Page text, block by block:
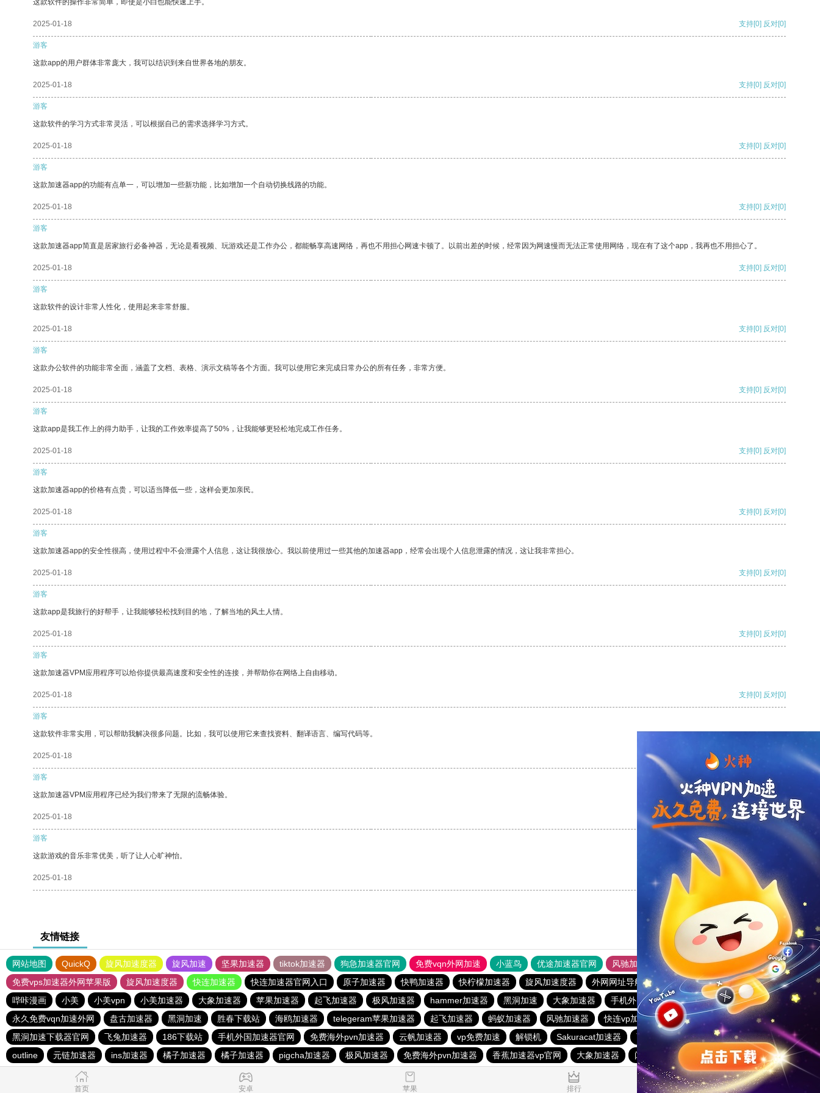
这款软件的操作非常简单，即使是小白也能快速上手。
2025-01-18 支持[0] 反对[0]
游客
这款app的用户群体非常庞大，我可以结识到来自世界各地的朋友。
2025-01-18 支持[0] 反对[0]
游客
这款软件的学习方式非常灵活，可以根据自己的需求选择学习方式。
2025-01-18 支持[0] 反对[0]
游客
这款加速器app的功能有点单一，可以增加一些新功能，比如增加一个自动切换线路的功能。
2025-01-18 支持[0] 反对[0]
游客
这款加速器app简直是居家旅行必备神器，无论是看视频、玩游戏还是工作办公，都能畅享高速网络，再也不用担心网速卡顿了。以前出差的时候，经常因为网速慢而无法正常使用网络，现在有了这个app，我再也不用担心了。
2025-01-18 支持[0] 反对[0]
游客
这款软件的设计非常人性化，使用起来非常舒服。
2025-01-18 支持[0] 反对[0]
游客
这款办公软件的功能非常全面，涵盖了文档、表格、演示文稿等各个方面。我可以使用它来完成日常办公的所有任务，非常方便。
2025-01-18 支持[0] 反对[0]
游客
这款app是我工作上的得力助手，让我的工作效率提高了50%，让我能够更轻松地完成工作任务。
2025-01-18 支持[0] 反对[0]
游客
这款加速器app的价格有点贵，可以适当降低一些，这样会更加亲民。
2025-01-18 支持[0] 反对[0]
游客
这款加速器app的安全性很高，使用过程中不会泄露个人信息，这让我很放心。我以前使用过一些其他的加速器app，经常会出现个人信息泄露的情况，这让我非常担心。
2025-01-18 支持[0] 反对[0]
游客
这款app是我旅行的好帮手，让我能够轻松找到目的地，了解当地的风土人情。
2025-01-18 支持[0] 反对[0]
游客
这款加速器VPM应用程序可以给你提供最高速度和安全性的连接，并帮助你在网络上自由移动。
2025-01-18 支持[0] 反对[0]
游客
这款软件非常实用，可以帮助我解决很多问题。比如，我可以使用它来查找资料、翻译语言、编写代码等。
2025-01-18 支持
游客
这款加速器VPM应用程序已经为我们带来了无限的流畅体验。
2025-01-18 支持[0] 反对[0]
游客
这款游戏的音乐非常优美，听了让人心旷神怡。
2025-01-18 支持[0] 反对[0]
友情链接
网站地图 QuickQ 旋风加速度器 旋风加速 坚果加速器 tiktok加速器 狗急加速器官网 免费vqn外网加速 小蓝鸟 优途加速器官网 风驰加速器
旋风加速器
免费vps加速器外网苹果版
旋风加速度器 快连加速器 快连加速器官网入口 原子加速器 快鸭加速器 快柠檬加速器 旋风加速度器 外网网址导航 软件中心 雷霆加速
狂飙加速器
哔咔漫画
小美 小美vpn 小美加速器 大象加速器 苹果加速器 起飞加速器 极风加速器 hammer加速器 黑洞加速 大象加速器 手机外国加速器官网 苹果加速器
飞兔加速器
永久免费vqn加速外网
盘古加速器 黑洞加速 胜春下载站 海鸥加速器 telegeram苹果加速器 起飞加速器 蚂蚁加速器 风驰加速器 快连vp加速器
雷轰加速器
黑洞加速下载器官网
飞兔加速器 186下载站 手机外国加速器官网 免费海外pvn加速器 云帆加速器 vp免费加速 解锁机 Sakuracat加速器 西柚加速器 西柚加速器
旋风vqn加速
outline
元链加速器 ins加速器 橘子加速器 橘子加速器 pigcha加速器 极风加速器 免费海外pvn加速器 香蕉加速器vp官网 大象加速器 闪电猫加速器 outline
首页 安卓 苹果 排行 推荐